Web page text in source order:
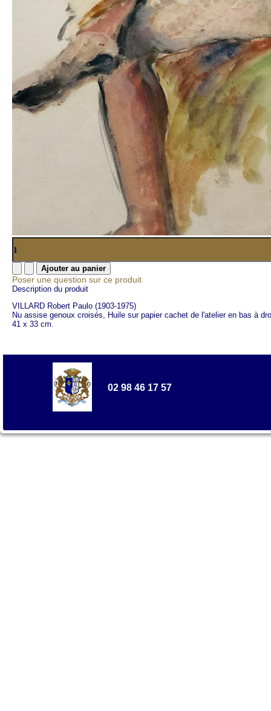
Poser une question sur ce produit
Description du produit
VILLARD Robert Paulo (1903-1975)
Nu assise genoux croisés, Huile sur papier cachet de l'atelier en bas à
41 x 33 cm.
02 98 46 17 57